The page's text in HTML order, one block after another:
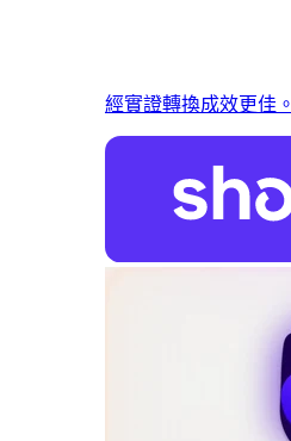
經實證轉換成效更佳。